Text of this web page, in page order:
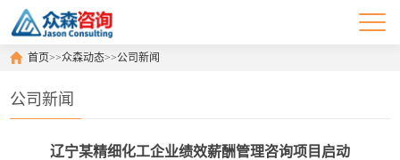
首页>>众森动态>>公司新闻
公司新闻
辽宁某精细化工企业绩效薪酬管理咨询项目启动